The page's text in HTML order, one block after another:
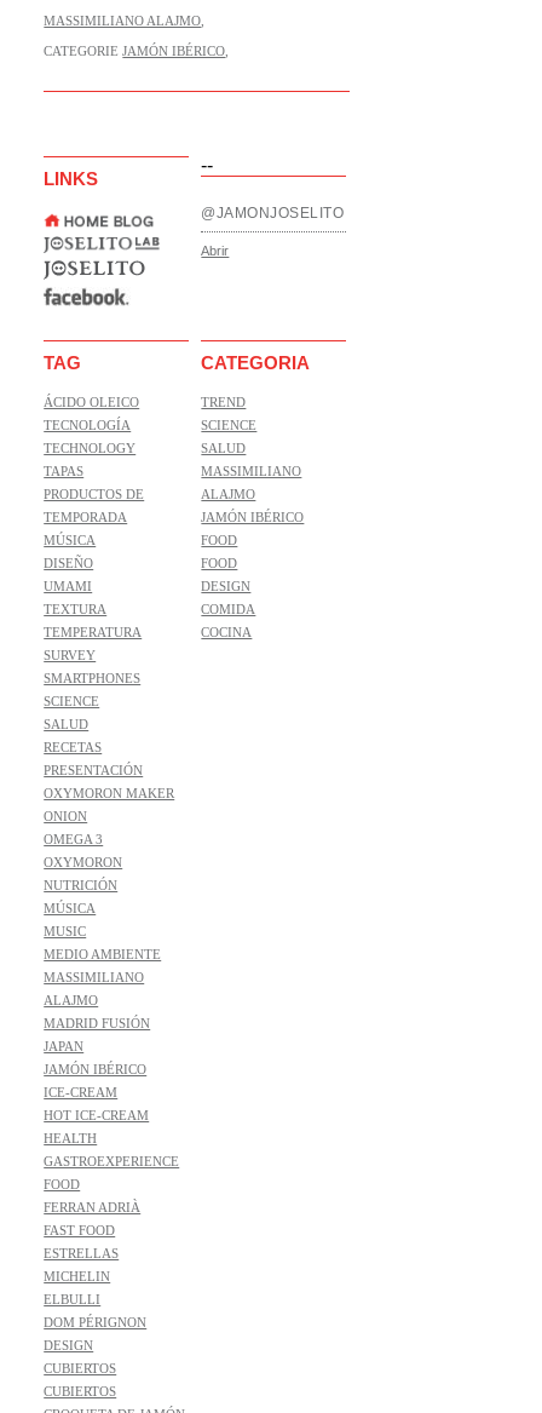
MASSIMILIANO ALAJMO
CATEGORIEJAMÓN IBÉRICO
--
LINKS
@JAMONJOSELITO
Abrir
TAG
ÁCIDO OLEICO
TECNOLOGÍA
TECHNOLOGY
TAPAS
PRODUCTOS DE
TEMPORADA
MÚSICA
DISEÑO
UMAMI
TEXTURA
TEMPERATURA
SURVEY
SMARTPHONES
SCIENCE
SALUD
RECETAS
PRESENTACIÓN
OXYMORON MAKER
ONION
OMEGA 3
OXYMORON
NUTRICIÓN
MÚSICA
MUSIC
MEDIO AMBIENTE
MASSIMILIANO
ALAJMO
MADRID FUSIÓN
JAPAN
JAMÓN IBÉRICO
ICE-CREAM
HOT ICE-CREAM
HEALTH
GASTROEXPERIENCE
FOOD
FERRAN ADRIÀ
FAST FOOD
ESTRELLAS
MICHELIN
ELBULLI
DOM PÉRIGNON
DESIGN
CUBIERTOS
CUBIERTOS
CATEGORIA
TREND
SCIENCE
SALUD
MASSIMILIANO
ALAJMO
JAMÓN IBÉRICO
FOOD
FOOD
DESIGN
COMIDA
COCINA